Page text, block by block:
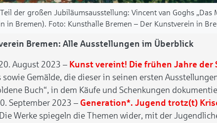
der großen Jubiläumsausstellung: Vincent van Goghs
in Bremen).
Kunsthalle Bremen – Der Kunstverein in
Bremen: Alle Ausstellungen im Überblick
August 2023 – Kunst vereint! Die frühen Jahre der
sowie Gemälde, die dieser in seinen ersten
Buch“, in dem Käufe und Schenkungen
September 2023 – Generation*. Jugend trotz(t)
Werke spiegeln die Themen wider, mit der